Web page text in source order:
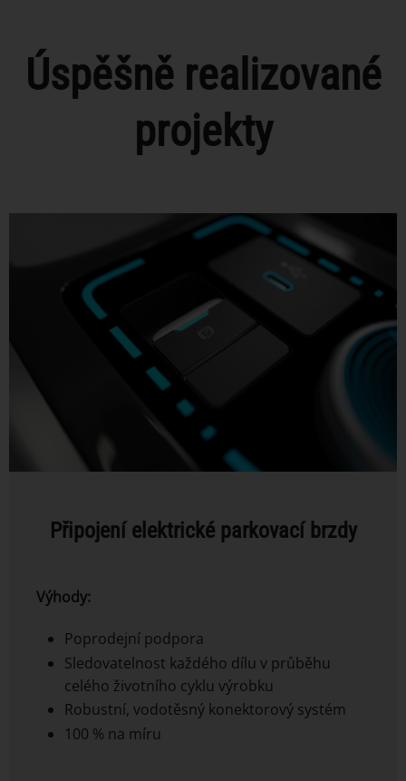
Úspěšně realizované
projekty
Připojení elektrické parkovací brzdy
Výhody:
Poprodejní podpora
Sledovatelnost každého dílu v průběhu
celého životního cyklu výrobku
Robustní, vodotěsný konektorový systém
100 % na míru